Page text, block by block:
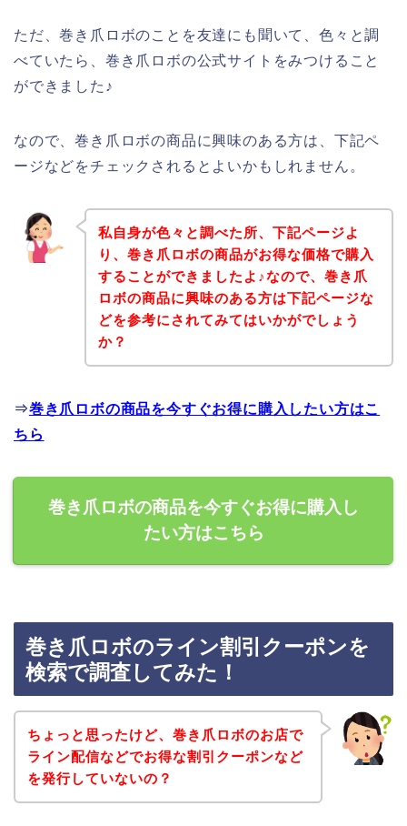
ただ、巻き爪ロボのことを友達にも聞いて、色々と調
べていたら、巻き爪ロボの公式サイトをみつけること
ができました♪
なので、巻き爪ロボの商品に興味のある方は、下記ペ
ージなどをチェックされるとよいかもしれません。
私自身が色々と調べた所、下記ページよ
り、巻き爪ロボの商品がお得な価格で購入
することができましたよ♪なので、巻き爪
ロボの商品に興味のある方は下記ページな
どを参考にされてみてはいかがでしょう
か？
⇒巻き爪ロボの商品を今すぐお得に購入したい方はこ
ちら
巻き爪ロボの商品を今すぐお得に購入し
たい方はこちら
巻き爪ロボのライン割引クーポンを
検索で調査してみた！
ちょっと思ったけど、巻き爪ロボのお店で
ライン配信などでお得な割引クーポンなど
を発行していないの？